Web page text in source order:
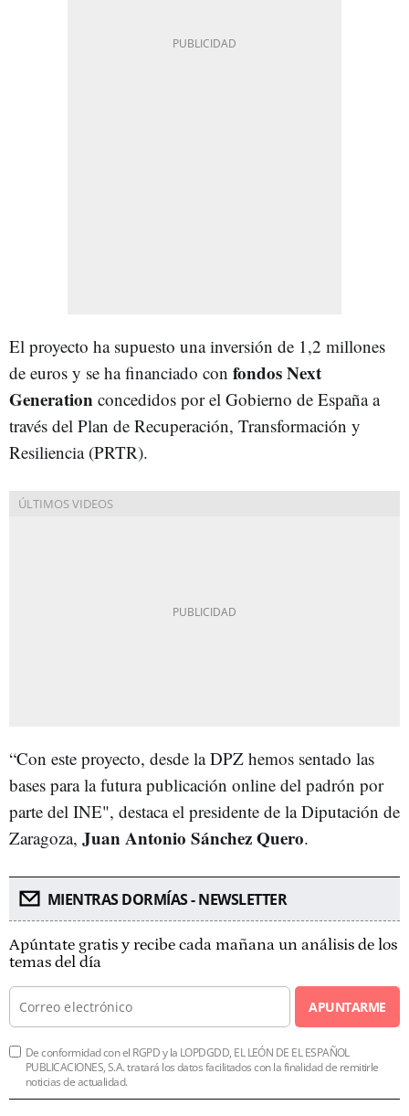
El proyecto ha supuesto una inversión de 1,2 millones
de euros y se ha financiado con fondos Next
Generation concedidos por el Gobierno de España a
través del Plan de Recuperación, Transformación y
Resiliencia (PRTR).
“Con este proyecto, desde la DPZ hemos sentado las
bases para la futura publicación online del padrón por
parte del INE", destaca el presidente de la Diputación de
Zaragoza, Juan Antonio Sánchez Quero.
MIENTRAS DORMÍAS - NEWSLETTER
Apúntate gratis y recibe cada mañana un análisis de los
temas del día
APUNTARME
De conformidad con el RGPD y la LOPDGDD, EL LEÓN DE EL ESPAÑOL
PUBLICACIONES, S.A. tratará los datos facilitados con la finalidad de remitirle
noticias de actualidad.